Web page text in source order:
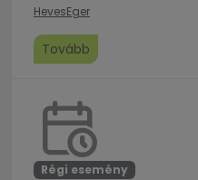
KeresztényekEgerért
szívéből származó
üzenetére épülő, szívet-
Isten kezébőlszármazó
őszinte tanúságtétele
HevesEger
Tovább
Régi esemény